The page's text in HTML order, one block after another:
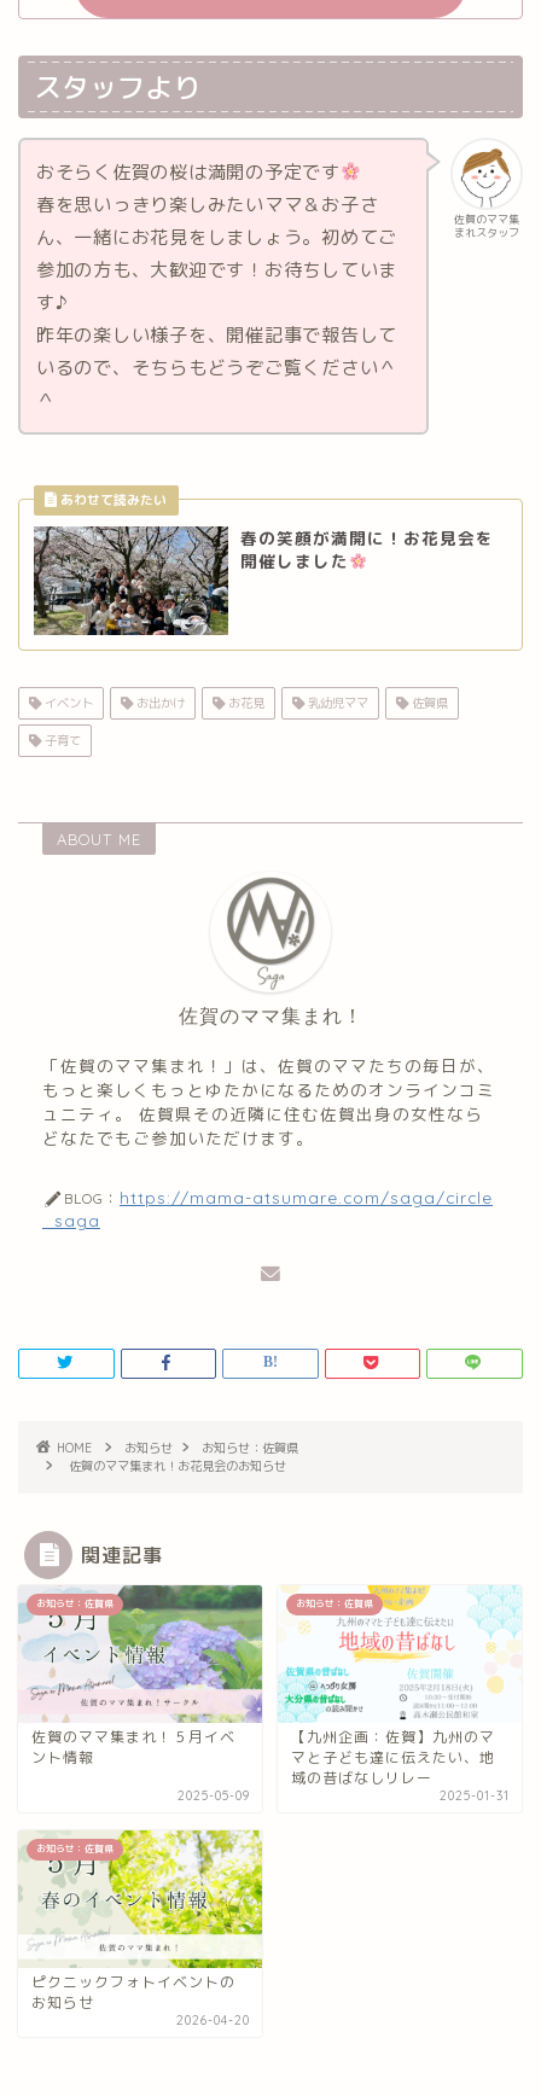
スタッフより
佐賀のママ集
まれスタッフ
おそらく佐賀の桜は満開の予定です
春を思いっきり楽しみたいママ＆お子さ
ん、一緒にお花見をしましょう。初めてご
参加の方も、大歓迎です！お待ちしていま
す♪
昨年の楽しい様子を、開催記事で報告して
いるので、そちらもどうぞご覧ください＾
＾
春の笑顔が満開に！お花見会を
開催しました
イベント お出かけ お花見 乳幼児ママ 佐賀県
子育て
ABOUT ME
佐賀のママ集まれ！
「佐賀のママ集まれ！」は、佐賀のママたちの毎日が、
もっと楽しくもっとゆたかになるためのオンラインコミ
ュニティ。 佐賀県その近隣に住む佐賀出身の女性なら
どなたでもご参加いただけます。
BLOG： https://mama-atsumare.com/saga/circle
_saga
HOME お知らせ
お知らせ：佐賀県
佐賀のママ集まれ！お花見会のお知らせ
関連記事
お知らせ：佐賀県
佐賀のママ集まれ！５月イベ
ント情報
2025-05-09
お知らせ：佐賀県
【九州企画：佐賀】九州のマ
マと子ども達に伝えたい、地
域の昔ばなしリレー
2025-01-31
お知らせ：佐賀県
ピクニックフォトイベントの
お知らせ
2026-04-20